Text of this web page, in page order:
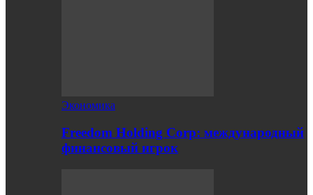
Экономика
Freedom Holding Corp: международный
финансовый игрок